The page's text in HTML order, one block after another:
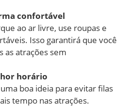
confortável
ao ar livre, use roupas e
Isso garantirá que você
as atrações sem
horário
boa ideia para evitar filas
tempo nas atrações.